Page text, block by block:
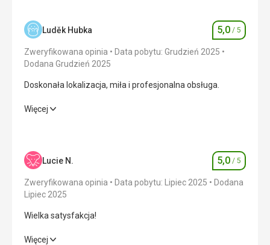
Luděk Hubka Ocena
5,0 / 5
Zweryfikowana opinia
Data pobytu: Grudzień 2025
Dodana Grudzień 2025
Doskonała lokalizacja, miła i profesjonalna obsługa.
Doskonała lokalizacja, miła i profesjonalna obsługa.
Zakwaterowanie 5,0/ 5
Okolica 5,0/ 5
Więcej
Lucie N. Ocena
5,0 / 5
Zweryfikowana opinia Data pobytu: Lipiec 2025
Dodana
Lipiec 2025
Wielka satysfakcja!
Wielka satysfakcja!
Więcej